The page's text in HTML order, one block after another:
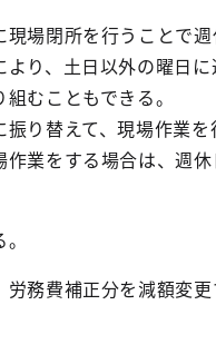
場閉所を行うことで
り、土日以外の曜日に
むこともできる。
り替えて、現場作業を
業をする場合は、週休
務費補正分を減額変更